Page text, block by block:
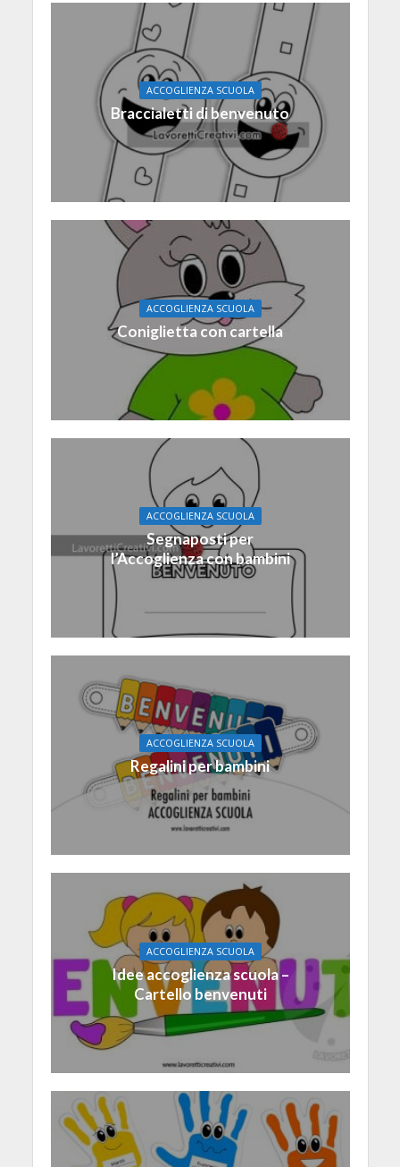
ACCOGLIENZA SCUOLA
Braccialetti di benvenuto
ACCOGLIENZA SCUOLA
Coniglietta con cartella
ACCOGLIENZA SCUOLA
Segnaposti per
l’Accoglienza con bambini
ACCOGLIENZA SCUOLA
Regalini per bambini
ACCOGLIENZA SCUOLA
Idee accoglienza scuola –
Cartello benvenuti